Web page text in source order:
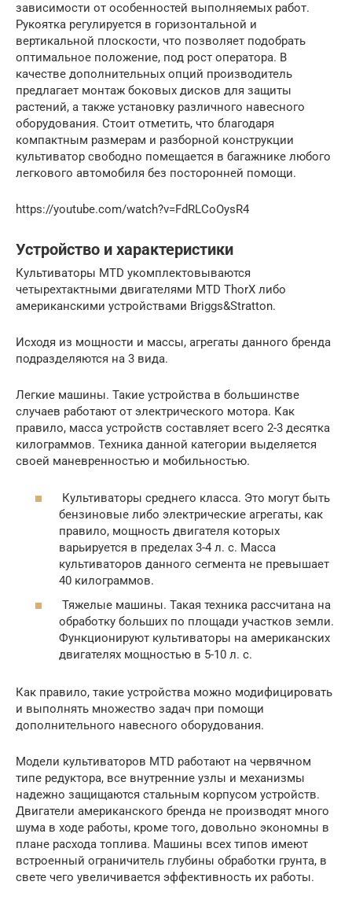
зависимости от особенностей выполняемых работ.
Рукоятка регулируется в горизонтальной и
вертикальной плоскости, что позволяет подобрать
оптимальное положение, под рост оператора. В
качестве дополнительных опций производитель
предлагает монтаж боковых дисков для защиты
растений, а также установку различного навесного
оборудования. Стоит отметить, что благодаря
компактным размерам и разборной конструкции
культиватор свободно помещается в багажнике любого
легкового автомобиля без посторонней помощи.
https://youtube.com/watch?v=FdRLCoOysR4
Устройство и характеристики
Культиваторы MTD укомплектовываются
четырехтактными двигателями MTD ThorX либо
американскими устройствами Briggs&Stratton.
Исходя из мощности и массы, агрегаты данного бренда
подразделяются на 3 вида.
Легкие машины. Такие устройства в большинстве
случаев работают от электрического мотора. Как
правило, масса устройств составляет всего 2-3 десятка
килограммов. Техника данной категории выделяется
своей маневренностью и мобильностью.
Культиваторы среднего класса. Это могут быть
бензиновые либо электрические агрегаты, как
правило, мощность двигателя которых
варьируется в пределах 3-4 л. с. Масса
культиваторов данного сегмента не превышает
40 килограммов.
Тяжелые машины. Такая техника рассчитана на
обработку больших по площади участков земли.
Функционируют культиваторы на американских
двигателях мощностью в 5-10 л. с.
Как правило, такие устройства можно модифицировать
и выполнять множество задач при помощи
дополнительного навесного оборудования.
Модели культиваторов MTD работают на червячном
типе редуктора, все внутренние узлы и механизмы
надежно защищаются стальным корпусом устройств.
Двигатели американского бренда не производят много
шума в ходе работы, кроме того, довольно экономны в
плане расхода топлива. Машины всех типов имеют
встроенный ограничитель глубины обработки грунта, в
свете чего увеличивается эффективность их работы.